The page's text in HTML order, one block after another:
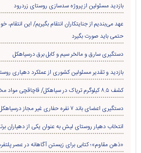
بازدید مسئولین از پروژه سدسازی روستای زردرود
عهد می‌بندیم از جنایتکاران انتقام بگیریم/ این
حتمی باید صورت بگیرد
دستگیری سارق و مالخر سیم و کابل برق درسیاهکل
بازدید و تقدیر مسئولین کشوری از عملکرد دهیاری
کشف ۸.۵ کیلوگرم تریاک در سیاهکل/ قاچاقچی مواد مخدر دستگیر شد
دستگیری اعضای باند ۷ نفره حفاری غير مجاز درسیاهکل
انتخاب دهیار روستای لیش به عنوان یکی از دهیاران
«ذهن مقاوم»؛ کتابی برای زیستن آگاهانه در عصر